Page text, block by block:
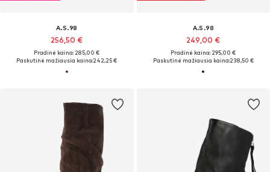
A.S.98
256,50 €
Pradinė kaina: 285,00 €
Paskutinė mažiausia kaina:242,25 €
A.S.98
249,00 €
Pradinė kaina: 295,00 €
Paskutinė mažiausia kaina:238,50 €